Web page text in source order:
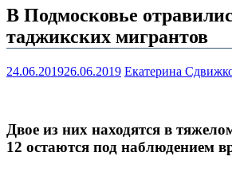
В Подмосковье
таджикских мигрантов
24.06.201926.06.2019 Екатерина
Двое из них находятся в
12 остаются под наблюдением